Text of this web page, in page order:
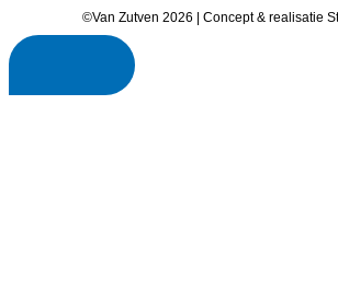
©Van Zutven 2026 | Concept & realisatie